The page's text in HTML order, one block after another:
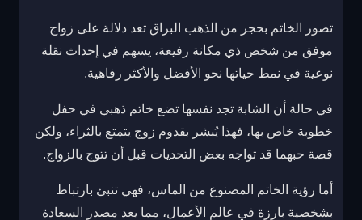
تصور الخاتم بحجر من الذهب البراق تعد دلالة على زواج
موفق من شخص ذي مكانة رفيعة، يسهم في إحداث نقلة
نوعية في نمط حياتها نحو الأفضل والأكثر رفاهية.
في حالة أن الشابة تجد نفسها تضع خاتم ذهبي في حفل
خطوبة خاص بها، فهذا يُبشر بقدوم زوج يتمتع بالثراء، ولكن
قصة حبهما قد تواجه بعض التحديات قبل أن تتوج بالزواج.
أما رؤية الخاتم المصنوع من الماس، فهي تنبئ بارتباط
بشخصية بارزة في عالم الأعمال، مما يعد مصدر السعادة